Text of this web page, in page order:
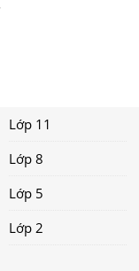
Lớp 11
Lớp 8
Lớp 5
Lớp 2